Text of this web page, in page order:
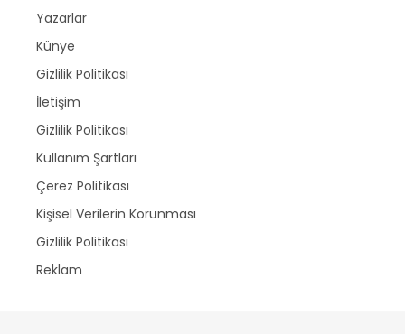
Yazarlar
Künye
Gizlilik Politikası
İletişim
Gizlilik Politikası
Kullanım Şartları
Çerez Politikası
Kişisel Verilerin Korunması
Gizlilik Politikası
Reklam